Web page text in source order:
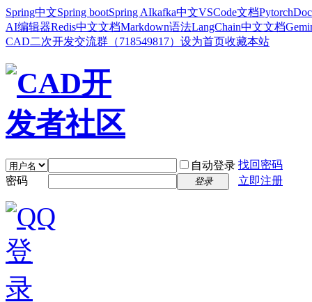
Spring中文Spring bootSpring AIkafka中文VSCode文档Pytorch
AI编辑器Redis中文文档Markdown语法LangChain中文文档
CAD二次开发交流群（718549817） 设为首页收藏本站
自动登录 找回密码
密码
登录 立即注册